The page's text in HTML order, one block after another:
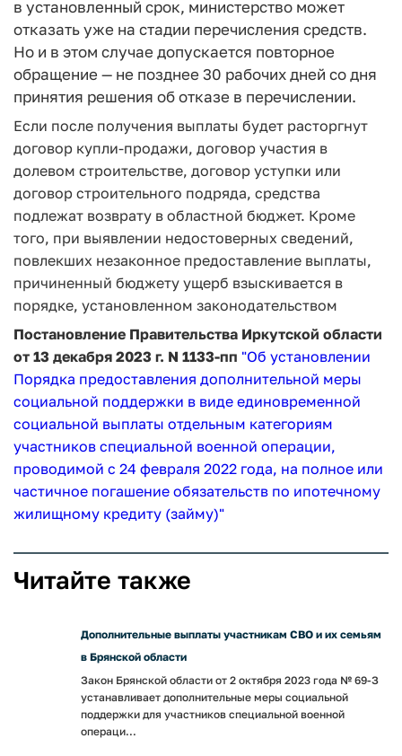
в установленный срок, министерство может
отказать уже на стадии перечисления средств.
Но и в этом случае допускается повторное
обращение — не позднее 30 рабочих дней со дня
принятия решения об отказе в перечислении.
Если после получения выплаты будет расторгнут
договор купли-продажи, договор участия в
долевом строительстве, договор уступки или
договор строительного подряда, средства
подлежат возврату в областной бюджет. Кроме
того, при выявлении недостоверных сведений,
повлекших незаконное предоставление выплаты,
причиненный бюджету ущерб взыскивается в
порядке, установленном законодательством
Постановление Правительства Иркутской области
от 13 декабря 2023 г. N 1133-пп "Об установлении
Порядка предоставления дополнительной меры
социальной поддержки в виде единовременной
социальной выплаты отдельным категориям
участников специальной военной операции,
проводимой с 24 февраля 2022 года, на полное или
частичное погашение обязательств по ипотечному
жилищному кредиту (займу)"
Читайте также
Дополнительные выплаты участникам СВО и их семьям
в Брянской области
Закон Брянской области от 2 октября 2023 года № 69-З
устанавливает дополнительные меры социальной
поддержки для участников специальной военной
операци...